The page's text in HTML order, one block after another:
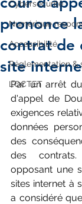
Cybersécurité
Numérique
Accessibilité
Réglementation &
L’OCTET
prononce
contrat de
site
Par un arrêt
d'appel de
exigences
données
des
des
opposant une
sites internet à
a considéré